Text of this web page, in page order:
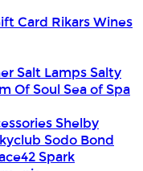
Card Rikars Wines
Salt LampsSalty
Of SoulSea of Spa
Shelby
Sodo Bond
Spark